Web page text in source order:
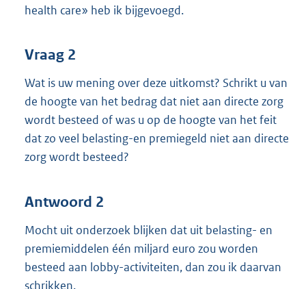
health care» heb ik bijgevoegd.
Vraag 2
Wat is uw mening over deze uitkomst? Schrikt u van
de hoogte van het bedrag dat niet aan directe zorg
wordt besteed of was u op de hoogte van het feit
dat zo veel belasting-en premiegeld niet aan directe
zorg wordt besteed?
Antwoord 2
Mocht uit onderzoek blijken dat uit belasting- en
premiemiddelen één miljard euro zou worden
besteed aan lobby-activiteiten, dan zou ik daarvan
schrikken.